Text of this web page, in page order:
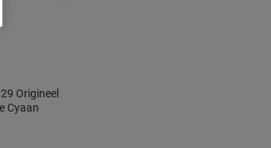
Origineel
Cyaan